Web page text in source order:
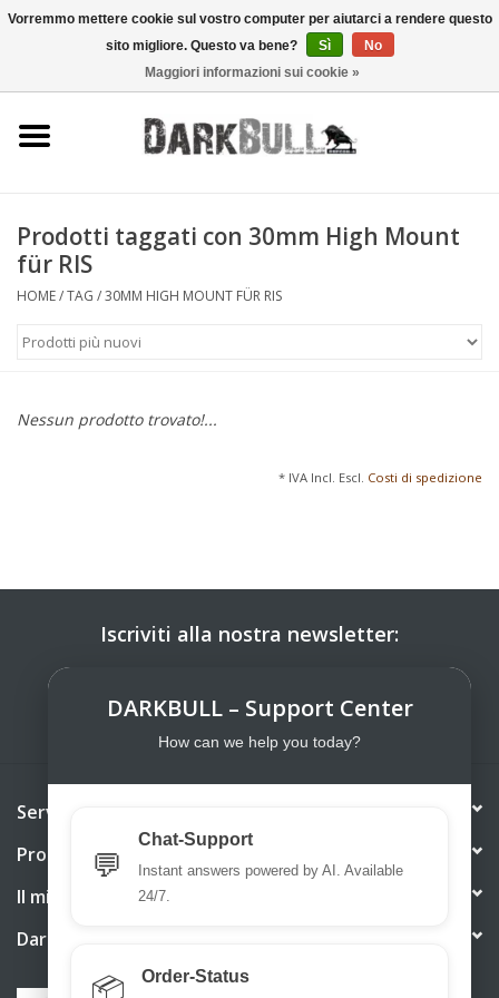
0 Articoli - €0,00
tiro
all'aperto
equipaggiamento tattico
Ottica e laser
Marche
Prodotti taggati con 30mm High Mount
für RIS
HOME/TAG /30MM HIGH MOUNT FÜR RIS
Nessun prodotto trovato!...
* IVA Incl. Escl. Costi di spedizione
Iscriviti alla nostra newsletter:
Servizio di assistenza
Prodotti
Il mio account
DarkBull TrendStore
Vorremmo mettere cookie sul vostro computer per aiutarci a rendere questo
sito migliore. Questo va bene?
Sì
No
Maggiori informazioni sui cookie »
DARKBULL – Support Center
How can we help you today?
💬
Chat-Support
Instant answers powered by AI. Available
24/7.
📦 Order-Status